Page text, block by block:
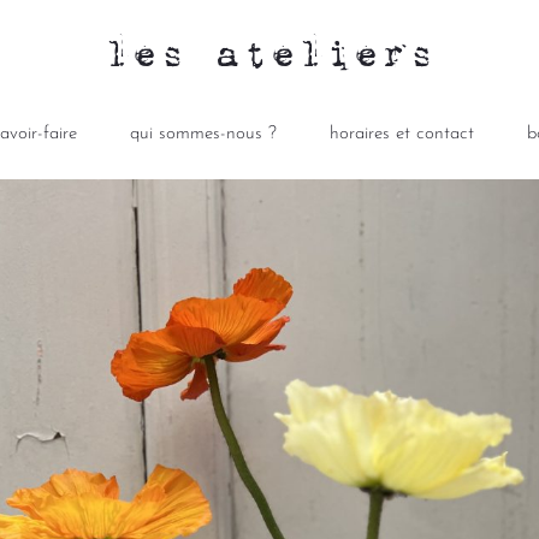
les ateliers
faire qui sommes-nous ? horaires et contact